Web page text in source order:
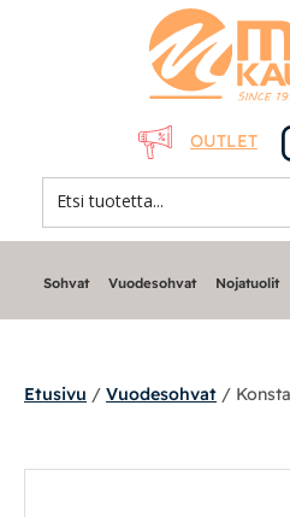
OUTLET
Sohvat Vuodesohvat Nojatuolit
Etusivu / Vuodesohvat /